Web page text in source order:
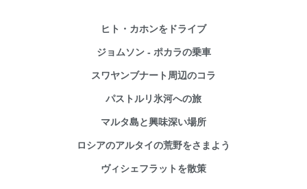
ヒト・カホンをドライブ
ジョムソン - ポカラの乗車
スワヤンブナート周辺のコラ
パストルリ氷河への旅
マルタ島と興味深い場所
ロシアのアルタイの荒野をさまよう
ヴィシェフラットを散策